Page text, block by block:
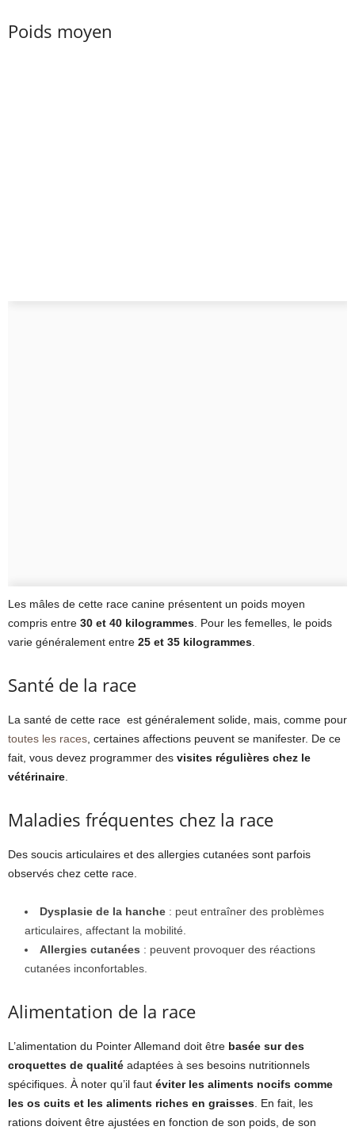
Poids moyen
Les mâles de cette race canine présentent un poids moyen
compris entre 30 et 40 kilogrammes . Pour les femelles, le poids
varie généralement entre 25 et 35 kilogrammes
Santé de la race
La santé de cette race est généralement solide, mais, comme pour
toutes les races , certaines affections peuvent se manifester. De ce
fait, vous devez programmer des visites régulières chez le
vétérinaire
Maladies fréquentes chez la race
Des soucis articulaires et des allergies cutanées sont parfois
observés chez cette race.
Dysplasie de la hanche : peut entraîner des problèmes
articulaires, affectant la mobilité.
Allergies cutanées : peuvent provoquer des réactions
cutanées inconfortables.
Alimentation de la race
L’alimentation du Pointer Allemand doit être basée sur des
croquettes de qualité adaptées à ses besoins nutritionnels
spécifiques. À noter qu’il faut éviter les aliments nocifs comme
les os cuits et les aliments riches en graisses . En fait, les
rations doivent être ajustées en fonction de son poids, de son